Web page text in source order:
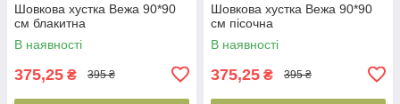
Шовкова хустка Вежа 90*90
см блакитна
В наявності
375,25 ₴ 395 ₴
Шовкова хустка Вежа 90*90
см пісочна
В наявності
375,25 ₴ 395 ₴